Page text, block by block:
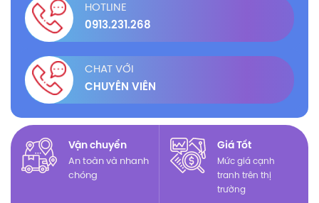
HOTLINE
0913.231.268
CHAT VỚI
CHUYÊN VIÊN
Vận chuyển
An toàn và nhanh
chóng
Giá Tốt
Mức giá cạnh
tranh trên thị
trường